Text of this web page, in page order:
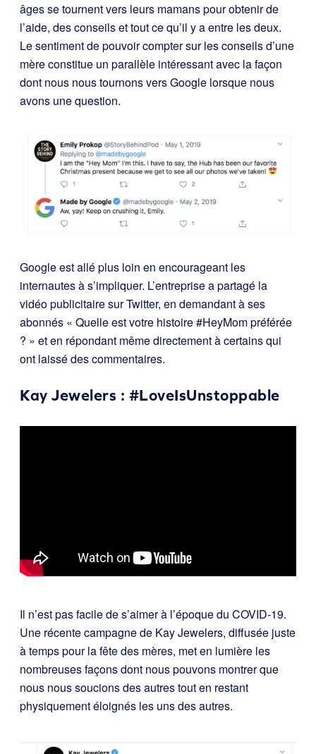
âges se tournent vers leurs mamans pour obtenir de
l’aide, des conseils et tout ce qu’il y a entre les deux.
Le sentiment de pouvoir compter sur les conseils d’une
mère constitue un parallèle intéressant avec la façon
dont nous nous tournons vers Google lorsque nous
avons une question.
Google est allé plus loin en encourageant les
internautes à s’impliquer. L’entreprise a partagé la
vidéo publicitaire sur Twitter, en demandant à ses
abonnés « Quelle est votre histoire #HeyMom préférée
? » et en répondant même directement à certains qui
ont laissé des commentaires.
Kay Jewelers : #LoveIsUnstoppable
Il n’est pas facile de s’aimer à l’époque du COVID-19.
Une récente campagne de Kay Jewelers, diffusée juste
à temps pour la fête des mères, met en lumière les
nombreuses façons dont nous pouvons montrer que
nous nous soucions des autres tout en restant
physiquement éloignés les uns des autres.